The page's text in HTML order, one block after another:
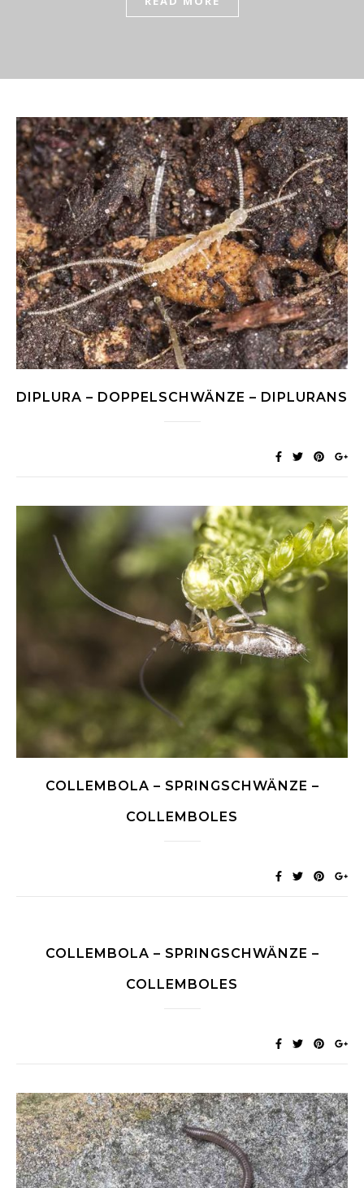
READ MORE
DIPLURA – DOPPELSCHWÄNZE – DIPLURANS
COLLEMBOLA – SPRINGSCHWÄNZE –
COLLEMBOLES
COLLEMBOLA – SPRINGSCHWÄNZE –
COLLEMBOLES